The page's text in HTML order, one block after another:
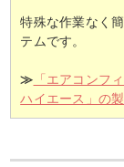
特殊な作業なく
テムです。
≫ 「エアコンフ
ハイエース」の